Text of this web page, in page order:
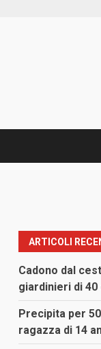
ARTICOLI
Cadono dal
giardinieri di 40
Precipita per
ragazza di 14